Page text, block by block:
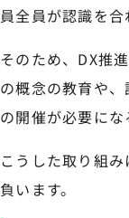
員全員が認識を合
そのため、DX推
の概念の教育や
の開催が必要にな
こうした取り組
負います。